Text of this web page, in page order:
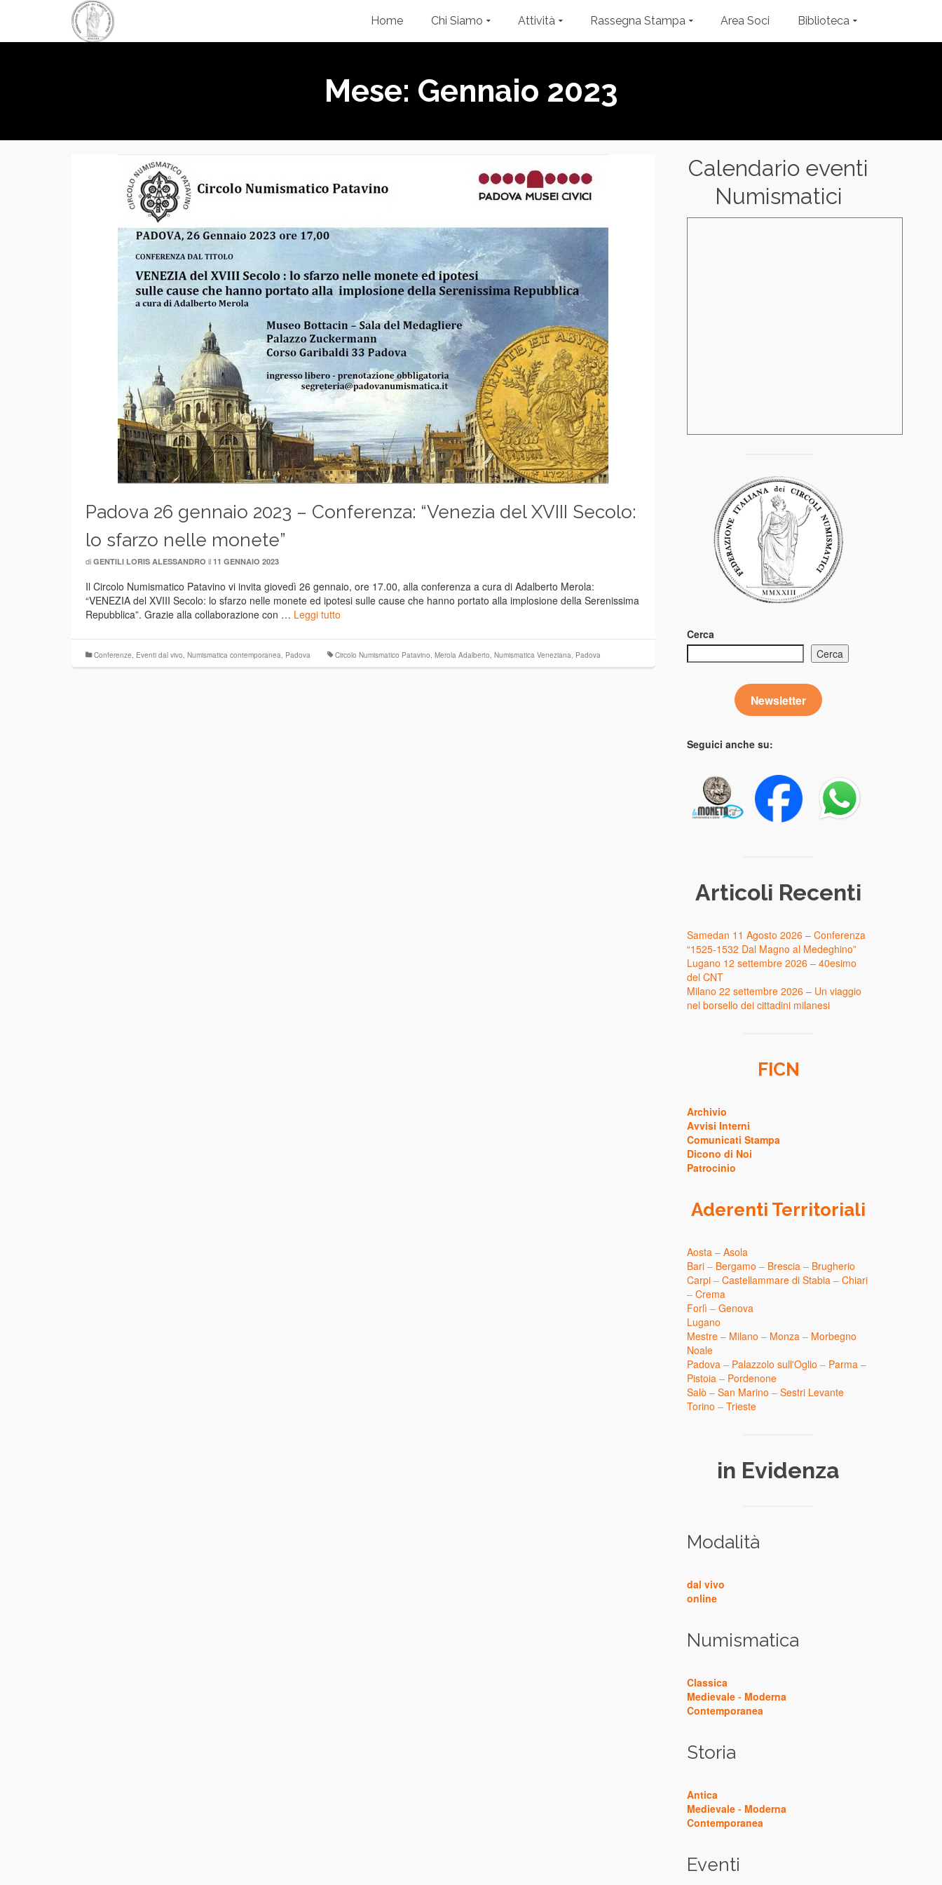
Home Chi Siamo Attività Rassegna Stampa Area Soci Biblioteca
Mese: Gennaio 2023
Padova 26 gennaio 2023 – Conferenza: “Venezia del XVIII Secolo:
lo sfarzo nelle monete”
di GENTILI LORIS ALESSANDRO il 11 GENNAIO 2023
Il Circolo Numismatico Patavino vi invita giovedì 26 gennaio, ore 17.00, alla conferenza a cura di Adalberto Merola:
“VENEZIA del XVIII Secolo: lo sfarzo nelle monete ed ipotesi sulle cause che hanno portato alla implosione della Serenissima
Repubblica”. Grazie alla collaborazione con … Leggi tutto
Conferenze, Eventi dal vivo, Numismatica contemporanea, Padova Circolo Numismatico Patavino, Merola Adalberto, Numismatica Veneziana, Padova
Calendario eventi
Numismatici
Cerca
Cerca
Newsletter
Seguici anche su:
Articoli Recenti
Samedan 11 Agosto 2026 – Conferenza
“1525-1532 Dal Magno al Medeghino”
Lugano 12 settembre 2026 – 40esimo
del CNT
Milano 22 settembre 2026 – Un viaggio
nel borsello dei cittadini milanesi
FICN
Archivio
Avvisi Interni
Comunicati Stampa
Dicono di Noi
Patrocinio
Aderenti Territoriali
Aosta – Asola
Bari– Bergamo – Brescia – Brugherio
Carpi– Castellammare di Stabia – Chiari
– Crema
Forlì – Genova
Lugano
Mestre– Milano – Monza – Morbegno
Noale
Padova – Palazzolo sull'Oglio – Parma –
Pistoia – Pordenone
Salò – San Marino – Sestri Levante
Torino – Trieste
in Evidenza
Modalità
dal vivo
online
Numismatica
Classica
Medievale- Moderna
Contemporanea
Storia
Antica
Medievale- Moderna
Contemporanea
Eventi